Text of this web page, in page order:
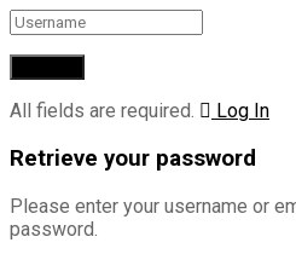
All fields are required. Log In
Retrieve your password
Please enter your username or
password.